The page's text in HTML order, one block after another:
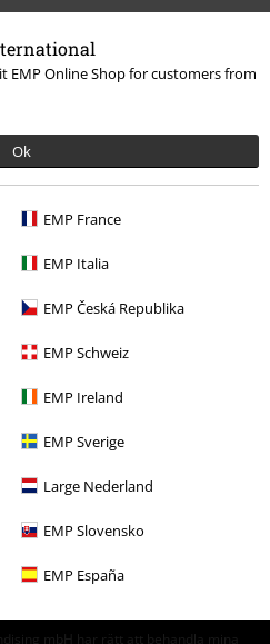
EMP Online Shop for customers from
Ok
EMP France
EMP Italia
EMP Česká Republika
EMP Schweiz
EMP Ireland
EMP Sverige
Large Nederland
EMP Slovensko
EMP España
Mössor
för vårt
mbH har rätt att behandla mina